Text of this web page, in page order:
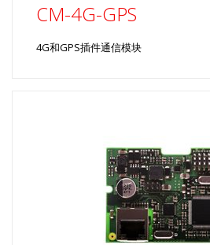
CM-4G-GPS
4G和GPS插件通信模块